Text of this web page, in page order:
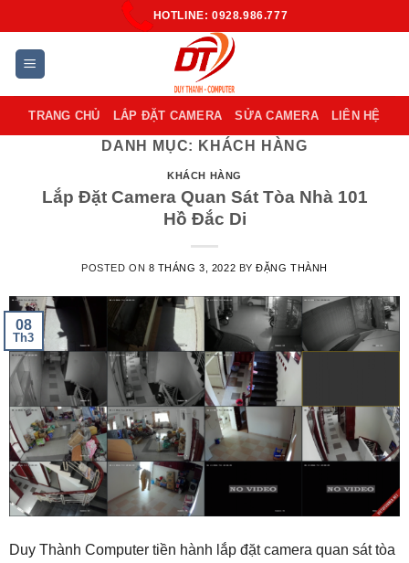
to
content
HOTLINE: 0928.986.777
TRANG CHỦ LẮP ĐẶT CAMERA SỬA CAMERA LIÊN HỆ
DANH MỤC: KHÁCH HÀNG
KHÁCH HÀNG
Lắp Đặt Camera Quan Sát Tòa Nhà 101
Hồ Đắc Di
POSTED ON 8 THÁNG 3, 2022 BYĐẶNG THÀNH
08
Th3
Duy Thành Computer tiền hành lắp đặt camera quan sát tòa